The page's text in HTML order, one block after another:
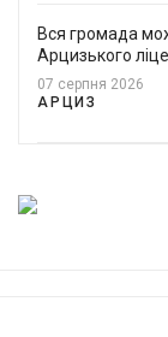
Вся громада
Арцизького
07 серпня 2026
АРЦИЗ